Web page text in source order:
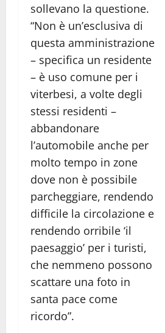
sollevano la questione.
“Non è un’esclusiva di
questa amministrazione
– specifica un residente
– è uso comune per i
viterbesi, a volte degli
stessi residenti –
abbandonare
l’automobile anche per
molto tempo in zone
dove non è possibile
parcheggiare, rendendo
difficile la circolazione e
rendendo orribile ‘il
paesaggio’ per i turisti,
che nemmeno possono
scattare una foto in
santa pace come
ricordo”.